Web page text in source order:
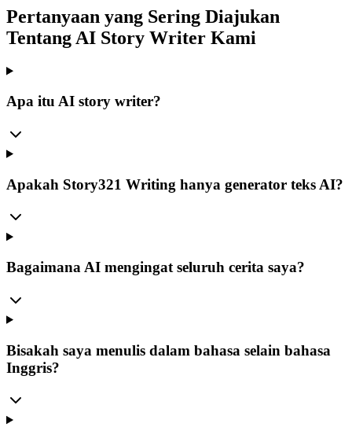
Pertanyaan yang Sering Diajukan
Tentang AI Story Writer Kami
Apa itu AI story writer?
Apakah Story321 Writing hanya generator teks AI?
Bagaimana AI mengingat seluruh cerita saya?
Bisakah saya menulis dalam bahasa selain bahasa
Inggris?